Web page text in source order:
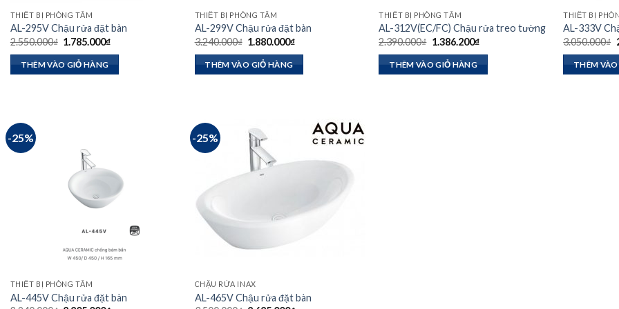
THIẾT BỊ PHÒNG TẮM
AL-295V Chậu rửa đặt bàn
2.550.000₫ Giá
là:
2.550.000₫.
1.785.000₫Giá
THÊM VÀO GIỎ HÀNG
THIẾT BỊ PHÒNG TẮM
AL-299V Chậu rửa đặt bàn
3.240.000₫ Giá
là:
3.240.000₫.
1.880.000₫Giá
THÊM VÀO GIỎ HÀNG
THIẾT BỊ PHÒNG TẮM
AL-312V(EC/FC) Chậu rửa treo tường
2.390.000₫ Giá
là:
2.390.000₫.
1.386.200₫Giá
THÊM VÀO GIỎ HÀNG
THIẾT BỊ
AL-333V
3.050.000₫
THÊM
-25%
THIẾT BỊ PHÒNG TẮM
AL-445V Chậu rửa đặt bàn
-25%
CHẬU RỬA INAX
AL-465V Chậu rửa đặt bàn